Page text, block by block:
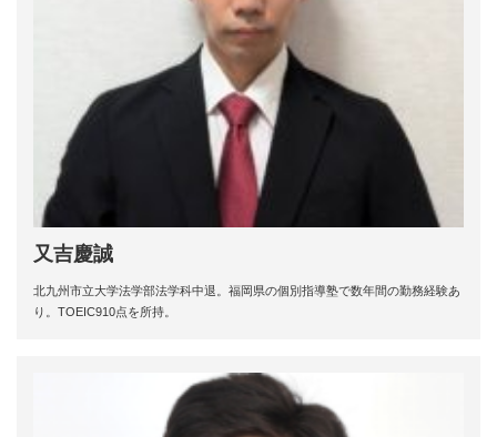
又吉慶誠
北九州市立大学法学部法学科中退。福岡県の個別指導塾で数年間の勤務経験あ
り。TOEIC910点を所持。